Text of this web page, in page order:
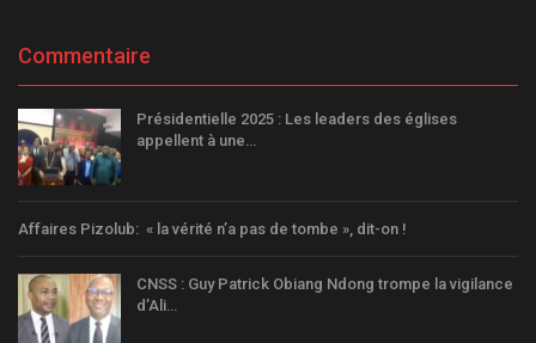
Commentaire
Présidentielle 2025 : Les leaders des églises
appellent à une…
Affaires Pizolub: « la vérité n’a pas de tombe », dit-on !
CNSS : Guy Patrick Obiang Ndong trompe la vigilance
d’Ali…